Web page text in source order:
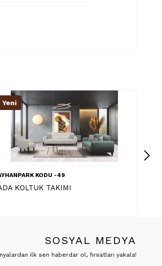
Yeni
AYHANPARK KODU -73
EYLÜL KOLTUK TAKIMI
SOSYAL MEDYA
ilk sen haberdar ol, fırsatları yakala!